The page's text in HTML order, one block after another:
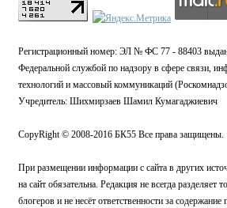
Регистрационный номер: ЭЛ № ФС 77 - 88403
Федеральной службой по надзору в сфере связи,
технологий и массовый коммуникаций
Учредитель: Шихмирзаев Шамил Кумагаджиевич
CopyRight © 2008-2016 БК55 Все права защищены.
При размещении информации с сайта в других
на сайт обязательна. Редакция не всегда разделяет
блогеров и не несёт ответственности за содержание